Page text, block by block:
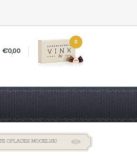
€0,00
0
OPLAGES MOGELIJK!